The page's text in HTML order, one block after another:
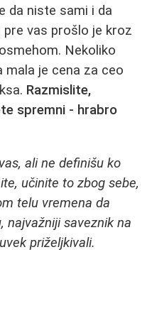
da niste sami i da
pre vas prošlo je kroz
Nekoliko
mala je cena za ceo
Razmislite,
spremni - hrabro
ali ne definišu ko
učinite to zbog sebe,
telu vremena da
najvažniji saveznik na
priželjkivali.